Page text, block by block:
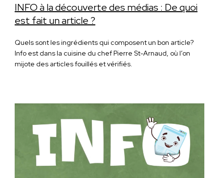
INFO à la découverte des médias : De quoi
est fait un article ?
Quels sont les ingrédients qui composent un bon article?
Info est dans la cuisine du chef Pierre St-Arnaud, où l’on
mijote des articles fouillés et vérifiés.